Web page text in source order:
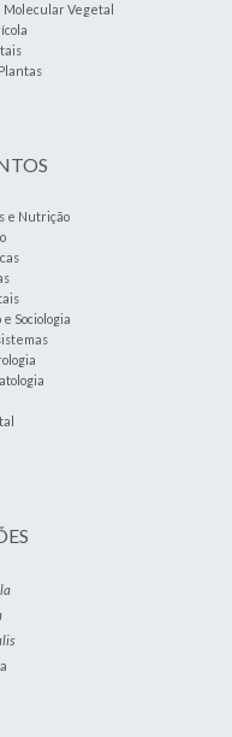
Vegetal
e Nutrição
Sociologia